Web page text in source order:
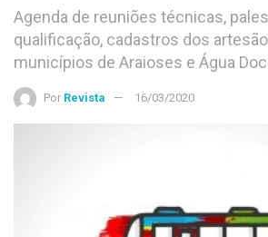
Agenda de reuniões técnicas,
qualificação, cadastros dos
municípios de Araioses e Água
Por Revista 16/03/2020